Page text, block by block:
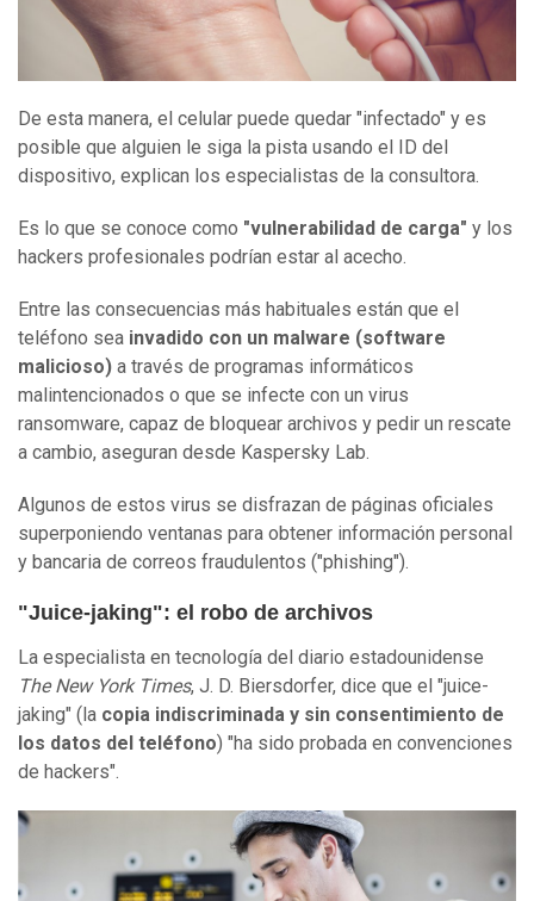
De esta manera, el celular puede quedar "infectado" y es
posible que alguien le siga la pista usando el ID del
dispositivo, explican los especialistas de la consultora.
Es lo que se conoce como "vulnerabilidad de carga" y los
hackers profesionales podrían estar al acecho.
Entre las consecuencias más habituales están que el
teléfono sea invadido con un malware (software
malicioso) a través de programas informáticos
malintencionados o que se infecte con un virus
ransomware, capaz de bloquear archivos y pedir un rescate
a cambio, aseguran desde Kaspersky Lab.
Algunos de estos virus se disfrazan de páginas oficiales
superponiendo ventanas para obtener información personal
y bancaria de correos fraudulentos ("phishing").
"Juice-jaking": el robo de archivos
La especialista en tecnología del diario estadounidense
The New York Times, J. D. Biersdorfer, dice que el "juice-
jaking" (la copia indiscriminada y sin consentimiento de
los datos del teléfono) "ha sido probada en convenciones
de hackers".